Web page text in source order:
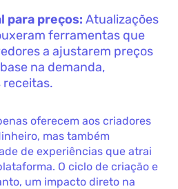
para preços: Atualizações
ferramentas que
a ajustarem preços
na demanda,
receitas.
oferecem aos criadores
mas também
de experiências que atrai
O ciclo de criação e
um impacto direto na